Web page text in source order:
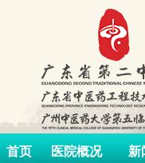
首页 医院概况 新